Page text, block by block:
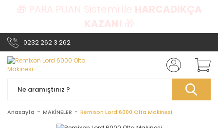
🎁 PARA PUAN Sistemi ile HARCADIKÇA
KAZAN! 🎁
0232 262 3 262
Anasayfa MAKİNELER Remixon Lord 6000 Olta Makinesi